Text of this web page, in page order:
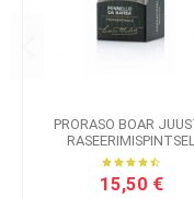
PRORASO BOAR
RASEERIMISPINTSEL
15,50 €